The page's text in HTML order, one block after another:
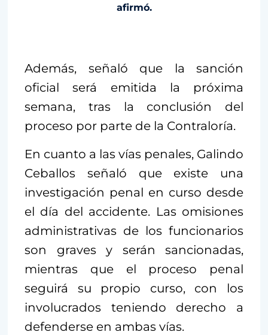
afirmó.
Además, señaló que la sanción
oficial será emitida la próxima
semana, tras la conclusión del
proceso por parte de la Contraloría.
En cuanto a las vías penales, Galindo
Ceballos señaló que existe una
investigación penal en curso desde
el día del accidente. Las omisiones
administrativas de los funcionarios
son graves y serán sancionadas,
mientras que el proceso penal
seguirá su propio curso, con los
involucrados teniendo derecho a
defenderse en ambas vías.